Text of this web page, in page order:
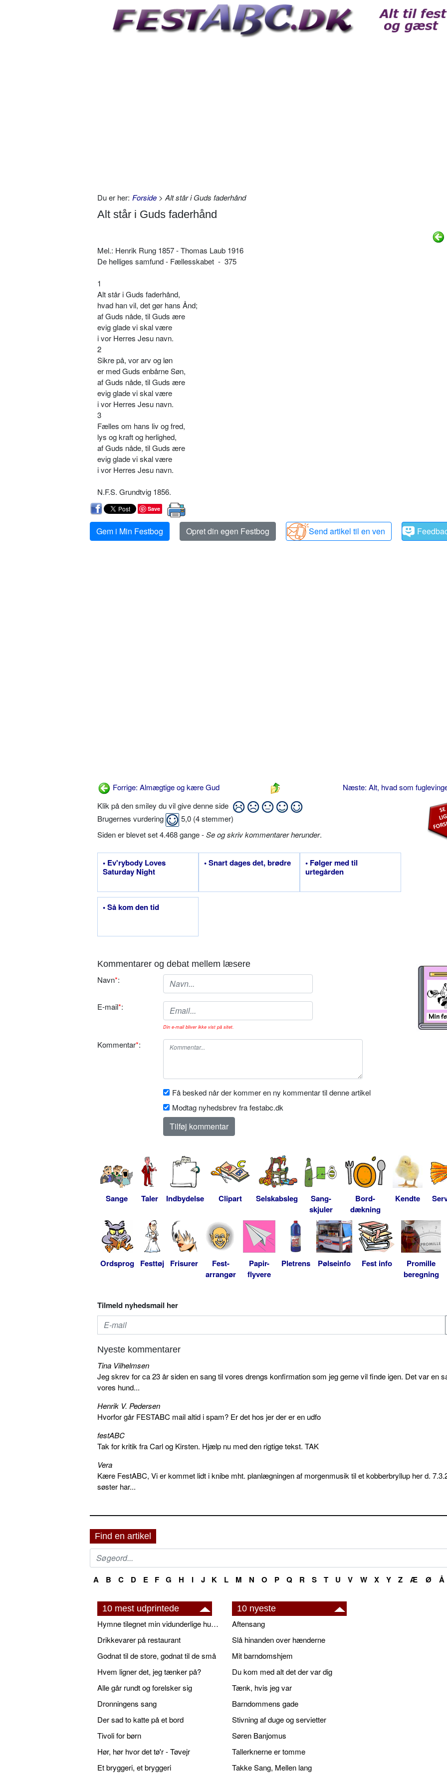
Du er her: Forside > Alt står i Guds faderhånd
Alt står i Guds faderhånd
Mel.: Henrik Rung 1857 - Thomas Laub 1916
De helliges samfund - Fællesskabet - 375
1
Alt står i Guds faderhånd,
hvad han vil, det gør hans Ånd;
af Guds nåde, til Guds ære
evig glade vi skal være
i vor Herres Jesu navn.
2
Sikre på, vor arv og løn
er med Guds enbårne Søn,
af Guds nåde, til Guds ære
evig glade vi skal være
i vor Herres Jesu navn.
3
Fælles om hans liv og fred,
lys og kraft og herlighed,
af Guds nåde, til Guds ære
evig glade vi skal være
i vor Herres Jesu navn.
N.F.S. Grundtvig 1856.
Save
Gem i Min Festbog Opret din egen Festbog Send artikel til en ven
Forrige: Almægtige og kære Gud
Næste: Alt, hvad som
Klik på den smiley du vil give denne side
Brugernes vurdering
5,0 (4stemmer)
Siden er blevet set 4.468 gange -Se og skriv kommentarer herunder.
• Ev'rybody Loves
Saturday Night
• Snart dages det, brødre
• Følger med til
urtegården
• Så kom den tid
Kommentarer og debat mellem læsere
Navn*:
E-mail*:
Din e-mail bliver ikke vist på sitet.
Kommentar*:
Få besked når der kommer en ny kommentar til denne artikel
Modtag nyhedsbrev fra festabc.dk
Sange Taler Indbydelse Clipart Selskabsleg
Sang-
skjuler
Bord-
dækning
Kendte
Ordsprog Festtøj Frisurer
Fest-
arrangør
Papir-
flyvere
Pletrens Pølseinfo Fest info
Promille
beregning
Tilmeld nyhedsmail her
Nyeste kommentarer
Tina Vilhelmsen
Jeg skrev for ca 23 år siden en sang til vores drengs konfirmation som jeg gerne vil finde igen. Det var en
vores hund...
Henrik V. Pedersen
Hvorfor går FESTABC mail altid i spam? Er det hos jer der er en udfo
festABC
Tak for kritik fra Carl og Kirsten. Hjælp nu med den rigtige tekst. TAK
Vera
Kære FestABC, Vi er kommet lidt i knibe mht. planlægningen af morgenmusik til et kobberbryllup her d.
søster har...
Find en artikel
A B C D E F G H I J K L M N O P Q R S T U V W X Y Z Æ Ø Å
10 mest udprintede
Hymne tilegnet min vidunderlige husbond
Drikkevarer på restaurant
Godnat til de store, godnat til de små
Hvem ligner det, jeg tænker på?
Alle går rundt og forelsker sig
Dronningens sang
Der sad to katte på et bord
Tivoli for børn
Hør, hør hvor det tø'r - Tøvejr
Et bryggeri, et bryggeri
10 nyeste
Aftensang
Slå hinanden over hænderne
Mit barndomshjem
Du kom med alt det der var dig
Tænk, hvis jeg var
Barndommens gade
Stivning af duge og servietter
Søren Banjomus
Tallerknerne er tomme
Takke Sang, Mellen lang